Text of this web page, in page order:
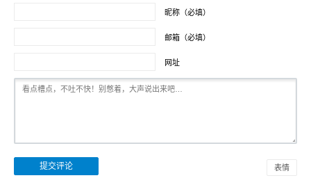
昵称（必填）
邮箱（必填）
网址
表情